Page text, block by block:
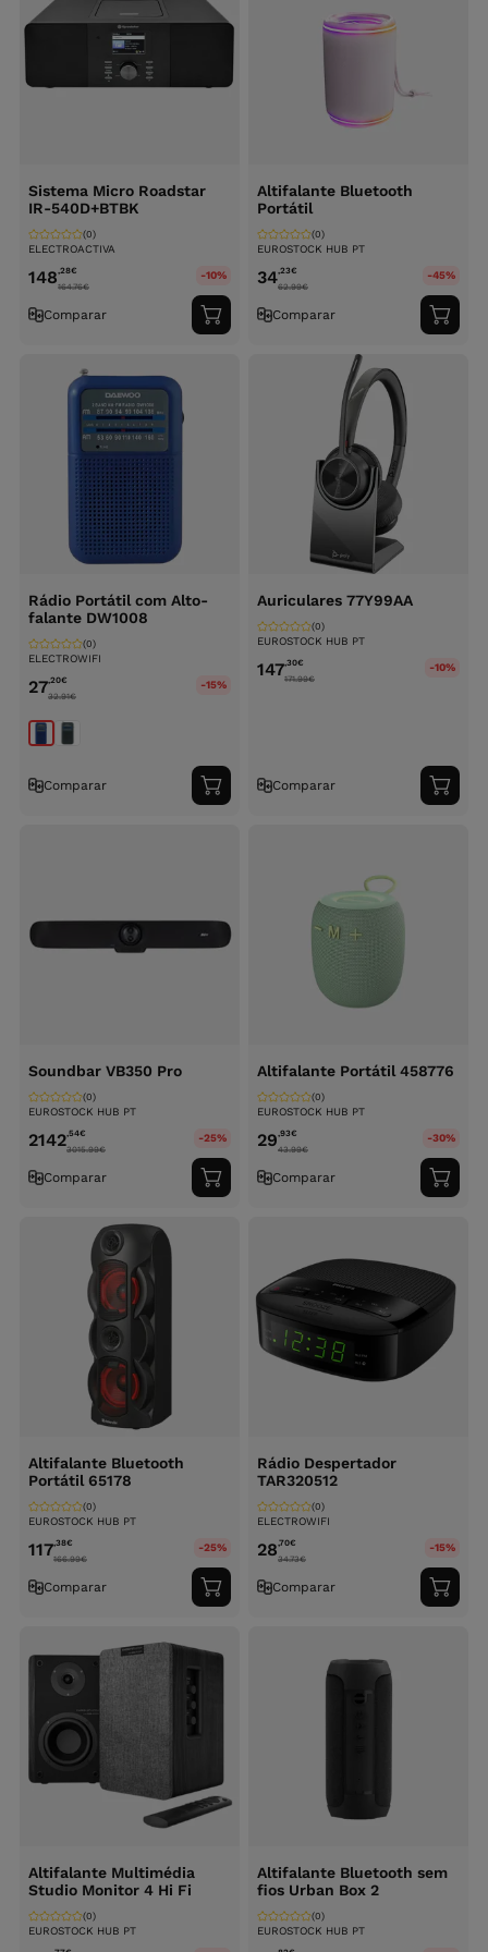
Sistema Micro Roadstar
IR-540D+BTBK
ELECTROACTIVA
(0)
148,28€
164.76€
-10%
Comparar
Adicionar
ao
Altifalante Bluetooth
Portátil
EUROSTOCK HUB PT
(0)
34,23€
62.99€
-45%
Comparar
ao
Rádio Portátil com Alto-
falante DW1008
ELECTROWIFI
(0)
27,20€
32.91€
-15%
Comparar
Adicionar
ao
Auriculares 77Y99AA
EUROSTOCK HUB PT
(0)
147,30€
171.99€
-10%
Comparar
ao
Soundbar VB350 Pro
EUROSTOCK HUB PT
(0)
2142,54€
3015.99€
-25%
Comparar
Adicionar
ao
Altifalante Portátil 458776
EUROSTOCK HUB PT
(0)
29,93€
43.99€
-30%
Comparar
ao
Altifalante Bluetooth
Portátil 65178
EUROSTOCK HUB PT
(0)
117,38€
166.99€
-25%
Comparar
Adicionar
ao
Rádio Despertador
TAR320512
ELECTROWIFI
(0)
28,70€
34.73€
-15%
Comparar
ao
Altifalante Multimédia
Studio Monitor 4 Hi Fi
EUROSTOCK HUB PT
(0)
Altifalante Bluetooth sem
fios Urban Box 2
EUROSTOCK HUB PT
(0)